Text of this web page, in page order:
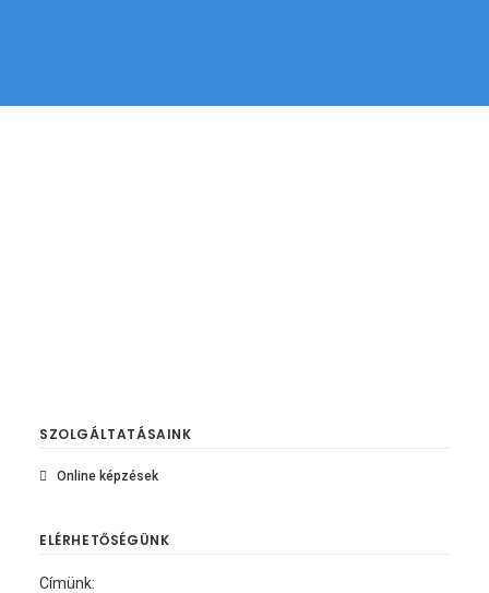
SZOLGÁLTATÁSAINK
Online képzések
ELÉRHETŐSÉGÜNK
Címünk: